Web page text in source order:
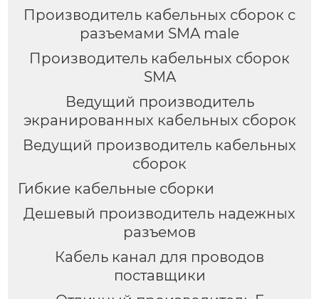
Производитель кабельных сборок с
разъемами SMA male
Производитель кабельных сборок
SMA
Ведущий производитель
экранированных кабельных сборок
Ведущий производитель кабельных
сборок
Гибкие кабельные сборки
Дешевый производитель надежных
разъемов
Кабель канал для проводов
поставщики